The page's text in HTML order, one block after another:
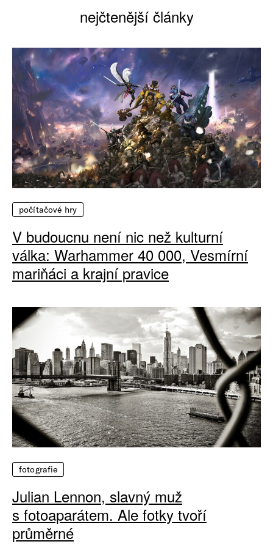
nejčtenější články
počítačové hry
V budoucnu není nic než kulturní
válka: Warhammer 40 000, Vesmírní
mariňáci a krajní pravice
fotografie
Julian Lennon, slavný muž
s fotoaparátem. Ale fotky tvoří
průměrné